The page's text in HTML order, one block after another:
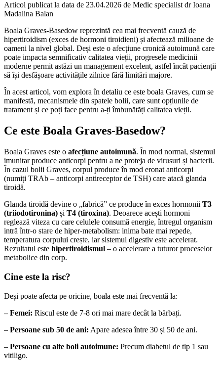
Articol publicat la data de 23.04.2026 de Medic specialist dr Ioana
Madalina Balan
Boala Graves-Basedow reprezintă cea mai frecventă cauză de
hipertiroidism (exces de hormoni tiroidieni) și afectează milioane de
oameni la nivel global. Deși este o afecțiune cronică autoimună care
poate impacta semnificativ calitatea vieții, progresele medicinii
moderne permit astăzi un management excelent, astfel încât pacienții
să își desfășoare activitățile zilnice fără limitări majore.
În acest articol, vom explora în detaliu ce este boala Graves, cum se
manifestă, mecanismele din spatele bolii, care sunt opțiunile de
tratament și ce poți face pentru a-ți îmbunătăți calitatea vieții.
Ce este Boala Graves-Basedow?
Boala Graves este o afecțiune autoimună. În mod normal, sistemul
imunitar produce anticorpi pentru a ne proteja de virusuri și bacterii.
În cazul bolii Graves, corpul produce în mod eronat anticorpi
(numiți TRAb – anticorpi antireceptor de TSH) care atacă glanda
tiroidă.
Glanda tiroidă devine o „fabrică” ce produce în exces hormonii T3
(triiodotironina) și T4 (tiroxina). Deoarece acești hormoni
reglează viteza cu care celulele consumă energie, întregul organism
intră într-o stare de hiper-metabolism: inima bate mai repede,
temperatura corpului crește, iar sistemul digestiv este accelerat.
Rezultatul este hipertiroidismul – o accelerare a tuturor proceselor
metabolice din corp.
Cine este la risc?
Deși poate afecta pe oricine, boala este mai frecventă la:
– Femei: Riscul este de 7-8 ori mai mare decât la bărbați.
– Persoane sub 50 de ani: Apare adesea între 30 și 50 de ani.
– Persoane cu alte boli autoimune: Precum diabetul de tip 1 sau
vitiligo.